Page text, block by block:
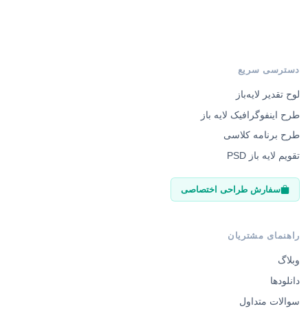
دسترسی سریع
لوح تقدیر لایه‌باز
طرح اینفوگرافیک لایه باز
طرح برنامه کلاسی
تقویم لایه باز PSD
سفارش طراحی اختصاصی
راهنمای مشتریان
وبلاگ
دانلودها
سوالات متداول